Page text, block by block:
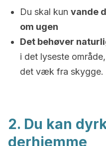
Du skal kun vande
om ugen
Det behøver
i det lyseste
det væk fra skygge.
2. Du kan
derhjemme